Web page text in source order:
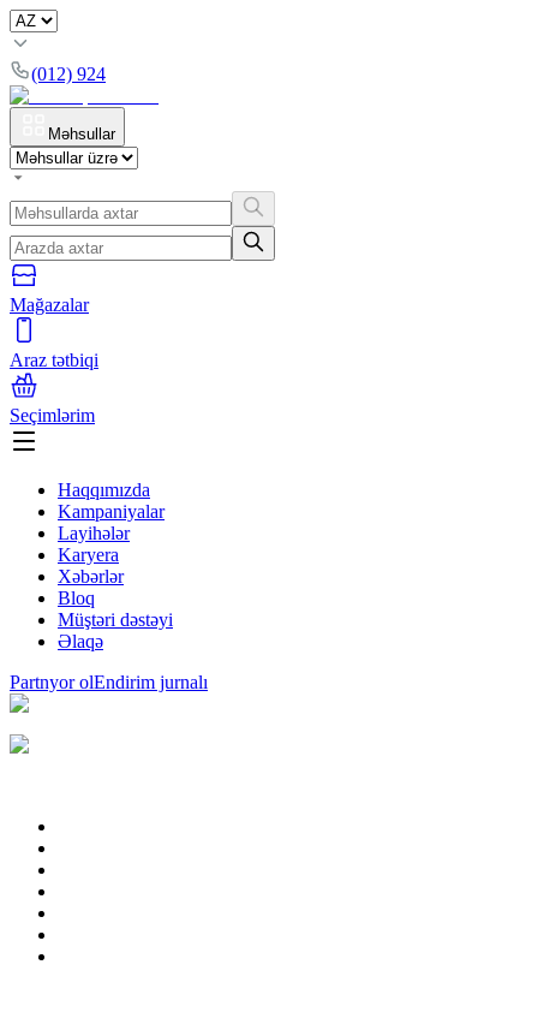
(012) 924
Məhsullar
Mağazalar
Araz tətbiqi
Seçimlərim
Haqqımızda
Kampaniyalar
Layihələr
Karyera
Xəbərlər
Bloq
Müştəri dəstəyi
Əlaqə
Partnyor olEndirim jurnalı